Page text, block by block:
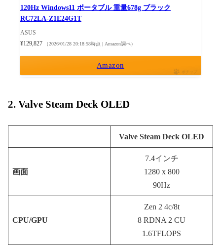
120Hz Windows11 ポータブル 重量678g ブラック
RC72LA-Z1E24G1T
ASUS
¥129,827
（2026/01/28 20:18:58時点 | Amazon調べ）
Amazon
ポチップ
2. Valve Steam Deck OLED
Valve Steam Deck OLED
画面
7.4インチ
1280 x 800
90Hz
CPU/GPU
Zen 2 4c/8t
8 RDNA 2 CU
1.6TFLOPS